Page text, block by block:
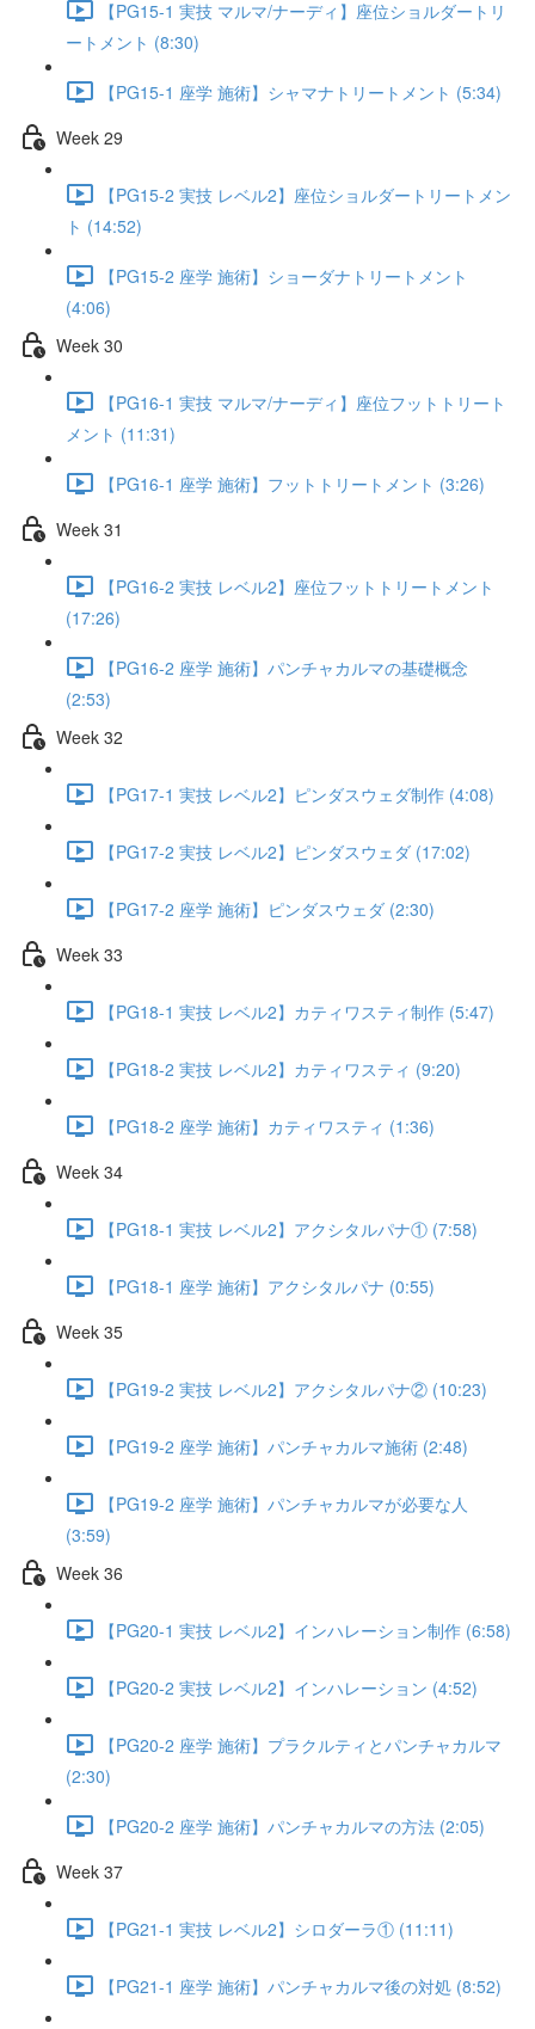
【PG15-1 実技 マルマ/ナーディ】座位ショルダートリ
ートメント (8:30)
【PG15-1 座学 施術】シャマナトリートメント (5:34)
Week 29
【PG15-2 実技 レベル2】座位ショルダートリートメン
ト (14:52)
【PG15-2 座学 施術】ショーダナトリートメント
(4:06)
Week 30
【PG16-1 実技 マルマ/ナーディ】座位フットトリート
メント (11:31)
【PG16-1 座学 施術】フットトリートメント (3:26)
Week 31
【PG16-2 実技 レベル2】座位フットトリートメント
(17:26)
【PG16-2 座学 施術】パンチャカルマの基礎概念
(2:53)
Week 32
【PG17-1 実技 レベル2】ピンダスウェダ制作 (4:08)
【PG17-2 実技 レベル2】ピンダスウェダ (17:02)
【PG17-2 座学 施術】ピンダスウェダ (2:30)
Week 33
【PG18-1 実技 レベル2】カティワスティ制作 (5:47)
【PG18-2 実技 レベル2】カティワスティ (9:20)
【PG18-2 座学 施術】カティワスティ (1:36)
Week 34
【PG18-1 実技 レベル2】アクシタルパナ① (7:58)
【PG18-1 座学 施術】アクシタルパナ (0:55)
Week 35
【PG19-2 実技 レベル2】アクシタルパナ② (10:23)
【PG19-2 座学 施術】パンチャカルマ施術 (2:48)
【PG19-2 座学 施術】パンチャカルマが必要な人
(3:59)
Week 36
【PG20-1 実技 レベル2】インハレーション制作 (6:58)
【PG20-2 実技 レベル2】インハレーション (4:52)
【PG20-2 座学 施術】プラクルティとパンチャカルマ
(2:30)
【PG20-2 座学 施術】パンチャカルマの方法 (2:05)
Week 37
【PG21-1 実技 レベル2】シロダーラ① (11:11)
【PG21-1 座学 施術】パンチャカルマ後の対処 (8:52)